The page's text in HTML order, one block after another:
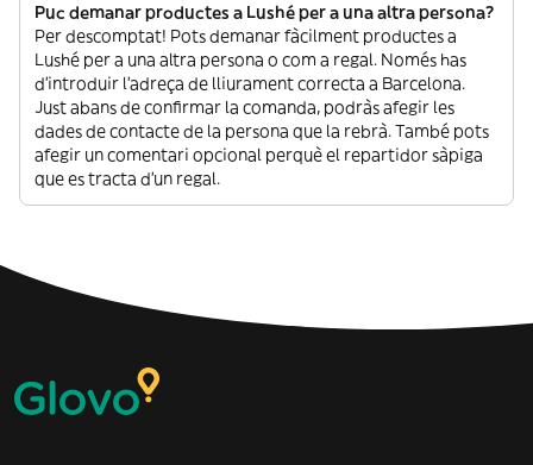
Puc demanar productes a Lushé per a una altra persona?
Per descomptat! Pots demanar fàcilment productes a
Lushé per a una altra persona o com a regal. Només has
d’introduir l’adreça de lliurament correcta a Barcelona.
Just abans de confirmar la comanda, podràs afegir les
dades de contacte de la persona que la rebrà. També pots
afegir un comentari opcional perquè el repartidor sàpiga
que es tracta d’un regal.